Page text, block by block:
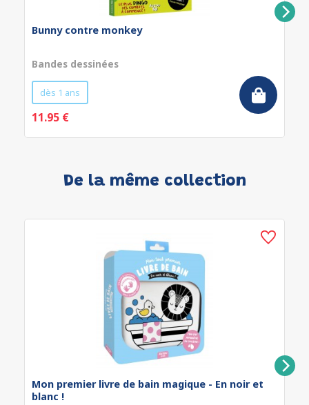
Bunny contre monkey
Bandes dessinées
dès 1 ans
11.95 €
De la même collection
Mon premier livre de bain magique - En noir et
blanc !